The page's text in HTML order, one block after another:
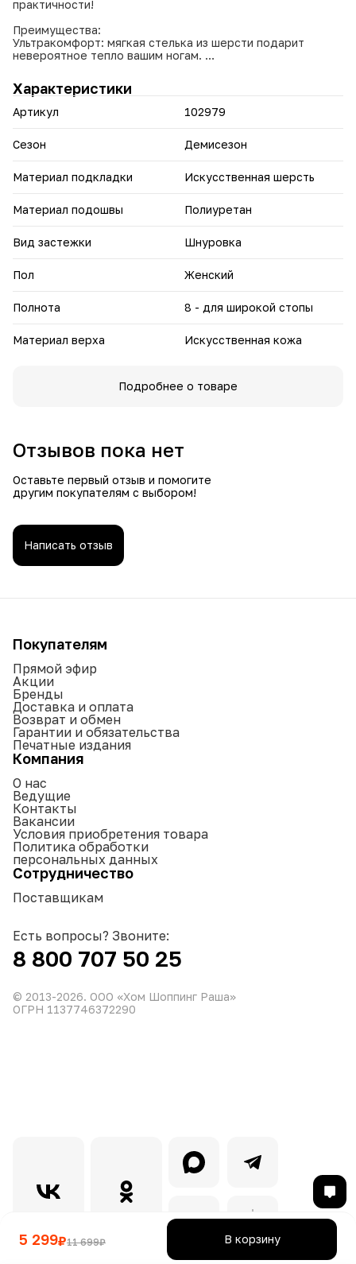
практичности!
Преимущества:
Ультракомфорт: мягкая стелька из шерсти подарит
невероятное тепло вашим ногам.
универсальные и элегантные.
Практичность: прочный верх из нейлона и экокожи
защитит ваши ноги от влаги и грязи.
Увеличенный размер 8: идеально для комфортного
Широкий размерный ряд: 37-41, вы точно найдете свой
Не откладывайте на потом - закажите свои ботинки Рута
Доступные цвета: черный, бежевый.
Материал подклада: шерсть
Характеристики
Артикул 102979
Сезон Демисезон
Материал подкладки Искусственная шерсть
Материал подошвы Полиуретан
Вид застежки Шнуровка
Пол Женский
Полнота 8 - для широкой стопы
Материал верха Искусственная кожа
Подробнее о товаре
5 299₽11 699₽ В корзину
Отзывов пока нет
Оставьте первый отзыв и помогите
другим покупателям с выбором!
Написать отзыв
Покупателям
Прямой эфир
Акции
Бренды
Доставка и оплата
Возврат и обмен
Гарантии и обязательства
Печатные издания
Компания
О нас
Ведущие
Контакты
Вакансии
Условия приобретения товара
Политика обработки
персональных данных
Сотрудничество
Поставщикам
Есть вопросы? Звоните:
8 800 707 50 25
© 2013-2026. ООО «Хом Шоппинг Раша»
ОГРН 1137746372290